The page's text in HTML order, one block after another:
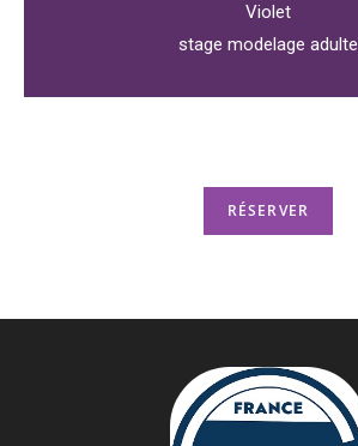
Violet
stage modelage adulte